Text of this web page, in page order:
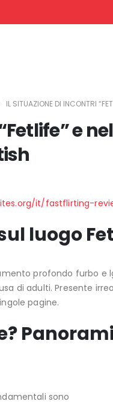
IL SITUAZIONE DI INCONTRI
e
it/fastflirting-
luogo
profondo furbo e
di adulti. Presente
pagine.
sono